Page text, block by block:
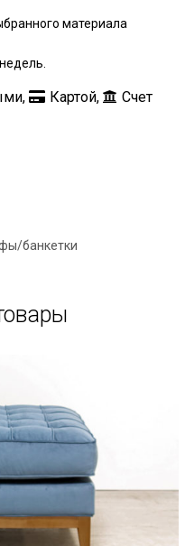
материала
Картой, Счет
банкетки